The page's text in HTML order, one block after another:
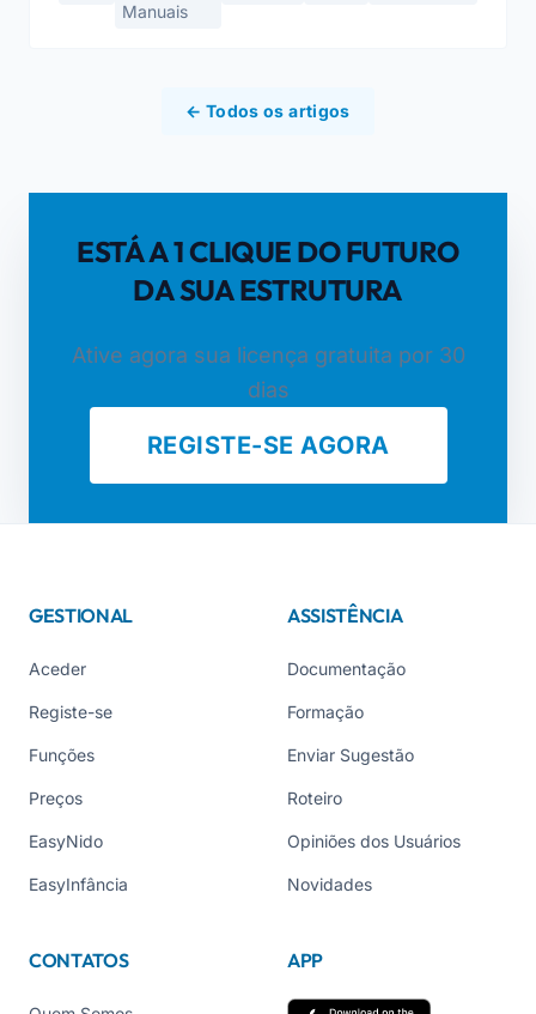
Manuais
← Todos os artigos
ESTÁ A 1 CLIQUE DO FUTURO
DA SUA ESTRUTURA
Ative agora sua licença gratuita por 30
dias
REGISTE-SE AGORA
GESTIONAL
Aceder
Registe-se
Funções
Preços
EasyNido
EasyInfância
ASSISTÊNCIA
Documentação
Formação
Enviar Sugestão
Roteiro
Opiniões dos Usuários
Novidades
CONTATOS APP